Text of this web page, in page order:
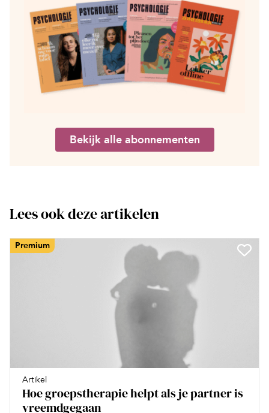
Bekijk alle abonnementen
Lees ook deze artikelen
Premium
Artikel
Hoe groepstherapie helpt als je partner is
vreemdgegaan